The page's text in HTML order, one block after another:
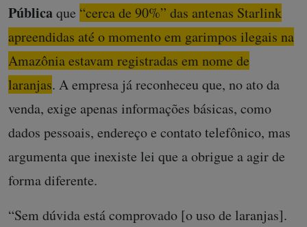
Públicaque “cerca de 90%” das antenas Starlink
apreendidas até o momento em garimpos ilegais na
Amazônia estavam registradas em nome de
laranjas. A empresa já reconheceu que, no ato da
venda, exige apenas informações básicas, como
dados pessoais, endereço e contato telefônico, mas
argumenta que inexiste lei que a obrigue a agir de
forma diferente.
“Sem dúvida está comprovado [o uso de laranjas].